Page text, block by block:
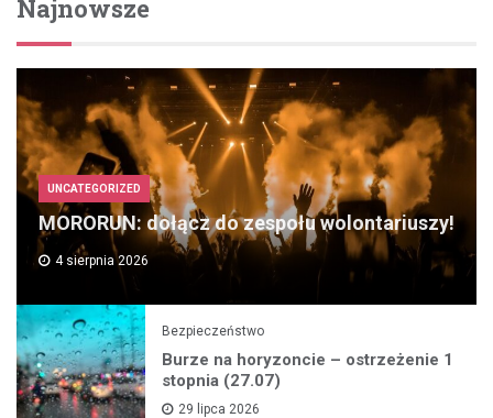
Najnowsze
UNCATEGORIZED
MORORUN: dołącz do zespołu wolontariuszy!
4 sierpnia 2026
Bezpieczeństwo
Burze na horyzoncie – ostrzeżenie 1
stopnia (27.07)
29 lipca 2026